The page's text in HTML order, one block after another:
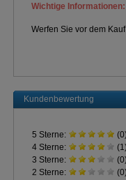
Wichtige Informationen:
Werfen Sie vor dem
Kundenbewertung